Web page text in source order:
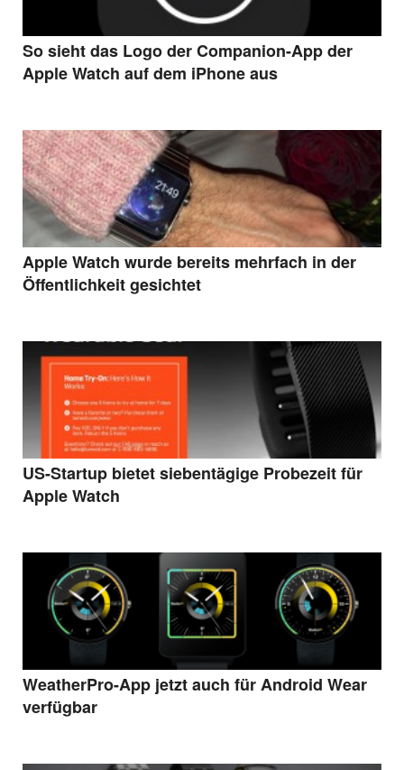
So sieht das Logo der Companion-App der
Apple Watch auf dem iPhone aus
Apple Watch wurde bereits mehrfach in der
Öffentlichkeit gesichtet
US-Startup bietet siebentägige Probezeit für
Apple Watch
WeatherPro-App jetzt auch für Android Wear
verfügbar